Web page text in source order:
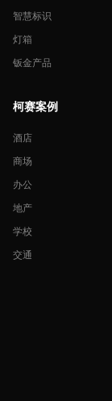
智慧标识
灯箱
钣金产品
柯赛案例
酒店
商场
办公
地产
学校
交通